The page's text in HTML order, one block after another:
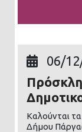
06/
Καλούνται
Δήμου